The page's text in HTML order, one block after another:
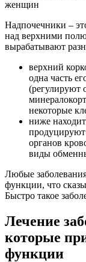
женщин
Надпочечники –
над верхними
вырабатывают
верхний
одна часть
(регулируют
некоторые
ниже
продуцируют
органов
виды
Любые
функции, что
Быстро такое
Лечение
которые
функции